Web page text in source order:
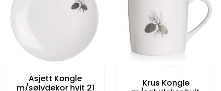
Asjett Kongle
m/sølvdekor hvit 21
Krus Kongle